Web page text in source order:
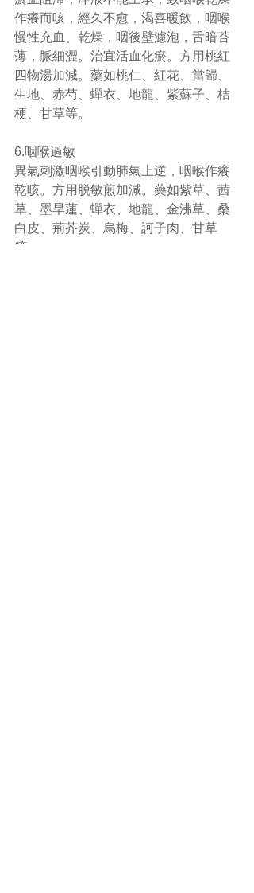
作癢而咳，經久不愈，渴喜暖飲，咽喉
慢性充血、乾燥，咽後壁濾泡，舌暗苔
薄，脈細澀。治宜活血化瘀。方用桃紅
四物湯加減。藥如桃仁、紅花、當歸、
生地、赤芍、蟬衣、地龍、紫蘇子、桔
梗、甘草等。
6.咽喉過敏
異氣刺激咽喉引動肺氣上逆，咽喉作癢
乾咳。方用脱敏煎加減。藥如紫草、茜
草、墨旱蓮、蟬衣、地龍、金沸草、桑
白皮、荊芥炭、烏梅、訶子肉、甘草
等。